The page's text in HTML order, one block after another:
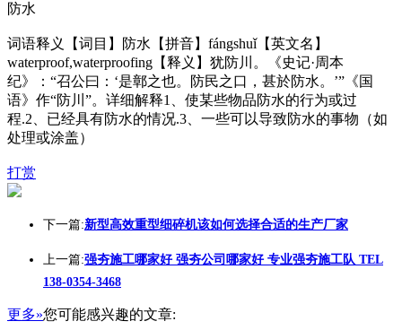
防水
词语释义【词目】防水【拼音】fángshuǐ【英文名】
waterproof,waterproofing【释义】犹防川。《史记·周本
纪》：“召公曰：‘是鄣之也。防民之口，甚於防水。’”《国
语》作“防川”。详细解释1、使某些物品防水的行为或过
程.2、已经具有防水的情况.3、一些可以导致防水的事物（如
处理或涂盖）
打赏
下一篇:新型高效重型细碎机该如何选择合适的生产厂家
上一篇:强夯施工哪家好 强夯公司哪家好 专业强夯施工队 TEL
138-0354-3468
更多»您可能感兴趣的文章: